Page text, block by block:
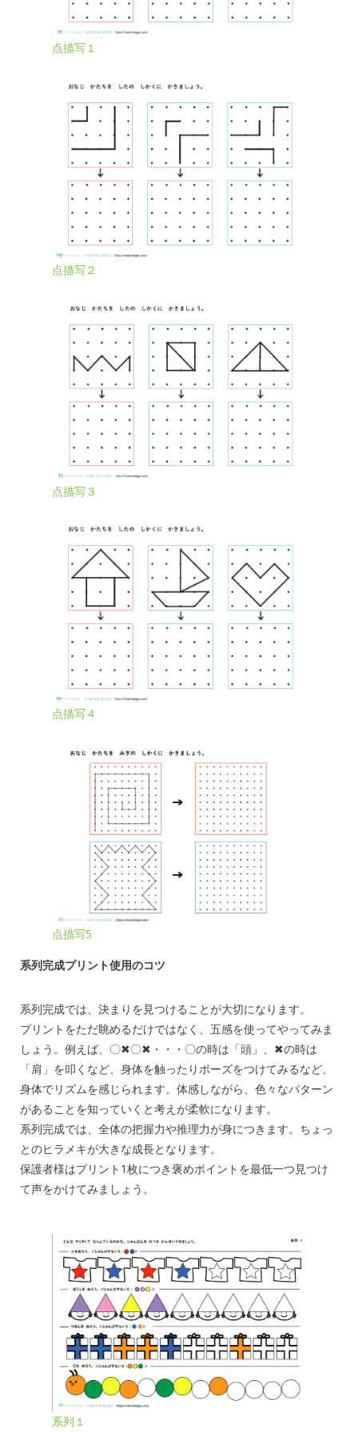
点描写１
点描写２
点描写３
点描写４
点描写5
系列完成プリント使用のコツ
系列完成では、決まりを見つけることが大切になります。
プリントをただ眺めるだけではなく、五感を使ってやってみま
しょう。例えば、〇✖〇✖・・・〇の時は「頭」、✖の時は
「肩」を叩くなど、身体を触ったりポーズをつけてみるなど、
身体でリズムを感じられます。体感しながら、色々なパターン
があることを知っていくと考えが柔軟になります。
系列完成では、全体の把握力や推理力が身につきます。ちょっ
とのヒラメキが大きな成長となります。
保護者様はプリント1枚につき褒めポイントを最低一つ見つけ
て声をかけてみましょう。
系列１